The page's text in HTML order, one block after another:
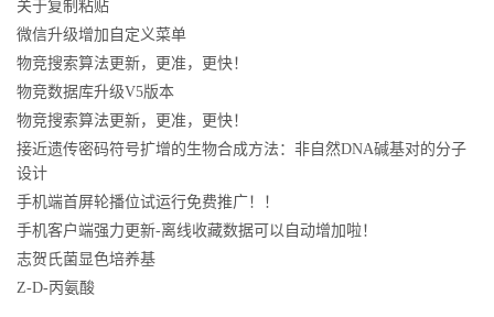
关于复制粘贴
微信升级增加自定义菜单
物竞搜索算法更新，更准，更快！
物竞数据库升级V5版本
物竞搜索算法更新，更准，更快！
接近遗传密码符号扩增的生物合成方法：非自然DNA碱基对的分子
设计
手机端首屏轮播位试运行免费推广！！
手机客户端强力更新-离线收藏数据可以自动增加啦！
志贺氏菌显色培养基
Z-D-丙氨酸